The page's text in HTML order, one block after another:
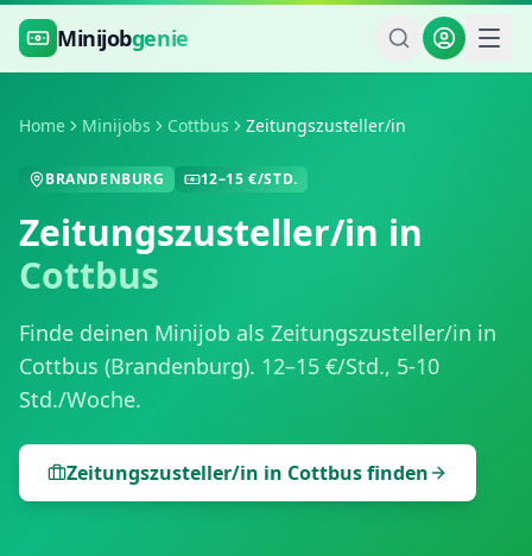
Zum Hauptinhalt springen
Minijobgenie
Home Minijobs Cottbus Zeitungszusteller/in
BRANDENBURG 12–15 €/STD.
Zeitungszusteller/in in
Cottbus
Finde deinen Minijob als Zeitungszusteller/in in
Cottbus (Brandenburg). 12–15 €/Std., 5-10
Std./Woche.
Zeitungszusteller/in in Cottbusfinden